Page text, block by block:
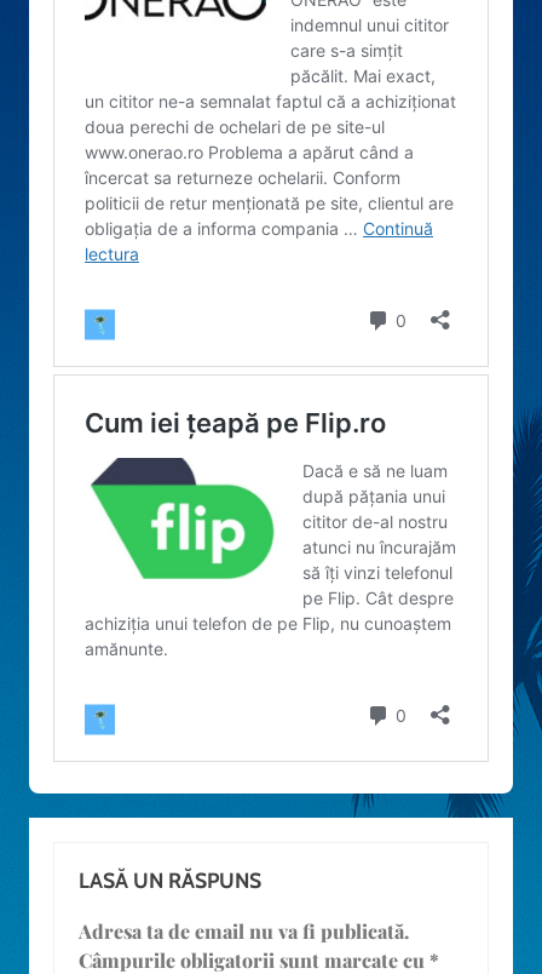
LASĂ UN RĂSPUNS
Adresa ta de email nu va fi publicată.
Câmpurile obligatorii sunt marcate cu *